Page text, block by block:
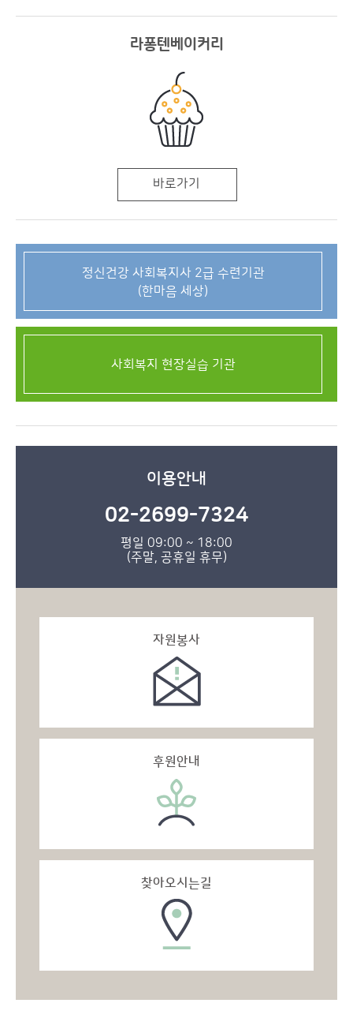
라퐁텐베이커리
바로가기
정신건강 사회복지사 2급 수련기관
(한마음 세상)
사회복지 현장실습 기관
이용안내
02-2699-7324
평일 09:00 ~ 18:00
(주말, 공휴일 휴무)
자원봉사
후원안내
찾아오시는길